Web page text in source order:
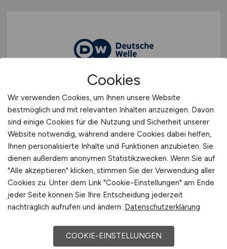
(Junior) Data Scientist(w/m/d)
Deutsche Welle
29.07.2026
Bonn, Berlin
Cookies
Wir verwenden Cookies, um Ihnen unsere Website
bestmöglich und mit relevanten Inhalten anzuzeigen. Davon
sind einige Cookies für die Nutzung und Sicherheit unserer
Website notwendig, während andere Cookies dabei helfen,
Ihnen personalisierte Inhalte und Funktionen anzubieten. Sie
dienen außerdem anonymen Statistikzwecken. Wenn Sie auf
"Alle akzeptieren" klicken, stimmen Sie der Verwendung aller
Cookies zu. Unter dem Link "Cookie-Einstellungen" am Ende
jeder Seite können Sie Ihre Entscheidung jederzeit
nachträglich aufrufen und ändern. Datenschutzerklärung
COOKIE-EINSTELLUNGEN